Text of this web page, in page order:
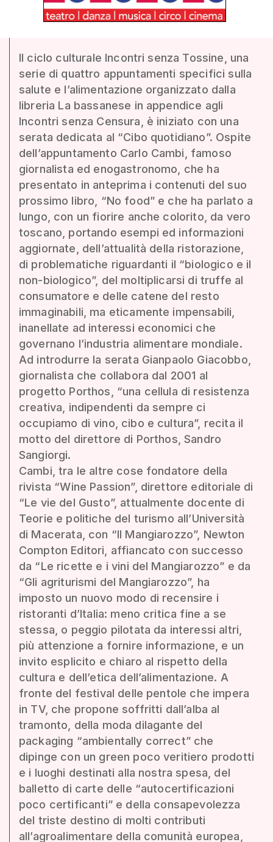
Il ciclo culturale Incontri senza Tossine, una
serie di quattro appuntamenti specifici sulla
salute e l’alimentazione organizzato dalla
libreria La bassanese in appendice agli
Incontri senza Censura, è iniziato con una
serata dedicata al “Cibo quotidiano”. Ospite
dell’appuntamento Carlo Cambi, famoso
giornalista ed enogastronomo, che ha
presentato in anteprima i contenuti del suo
prossimo libro, “No food” e che ha parlato a
lungo, con un fiorire anche colorito, da vero
toscano, portando esempi ed informazioni
aggiornate, dell’attualità della ristorazione,
di problematiche riguardanti il “biologico e il
non-biologico”, del moltiplicarsi di truffe al
consumatore e delle catene del resto
immaginabili, ma eticamente impensabili,
inanellate ad interessi economici che
governano l’industria alimentare mondiale.
Ad introdurre la serata Gianpaolo Giacobbo,
giornalista che collabora dal 2001 al
progetto Porthos, “una cellula di resistenza
creativa, indipendenti da sempre ci
occupiamo di vino, cibo e cultura”, recita il
motto del direttore di Porthos, Sandro
Sangiorgi.
Cambi, tra le altre cose fondatore della
rivista “Wine Passion”, direttore editoriale di
“Le vie del Gusto”, attualmente docente di
Teorie e politiche del turismo all’Università
di Macerata, con “Il Mangiarozzo”, Newton
Compton Editori, affiancato con successo
da “Le ricette e i vini del Mangiarozzo” e da
“Gli agriturismi del Mangiarozzo”, ha
imposto un nuovo modo di recensire i
ristoranti d’Italia: meno critica fine a se
stessa, o peggio pilotata da interessi altri,
più attenzione a fornire informazione, e un
invito esplicito e chiaro al rispetto della
cultura e dell’etica dell’alimentazione. A
fronte del festival delle pentole che impera
in TV, che propone soffritti dall’alba al
tramonto, della moda dilagante del
packaging “ambientally correct” che
dipinge con un green poco veritiero prodotti
e i luoghi destinati alla nostra spesa, del
balletto di carte delle “autocertificazioni
poco certificanti” e della consapevolezza
del triste destino di molti contributi
all’agroalimentare della comunità europea,